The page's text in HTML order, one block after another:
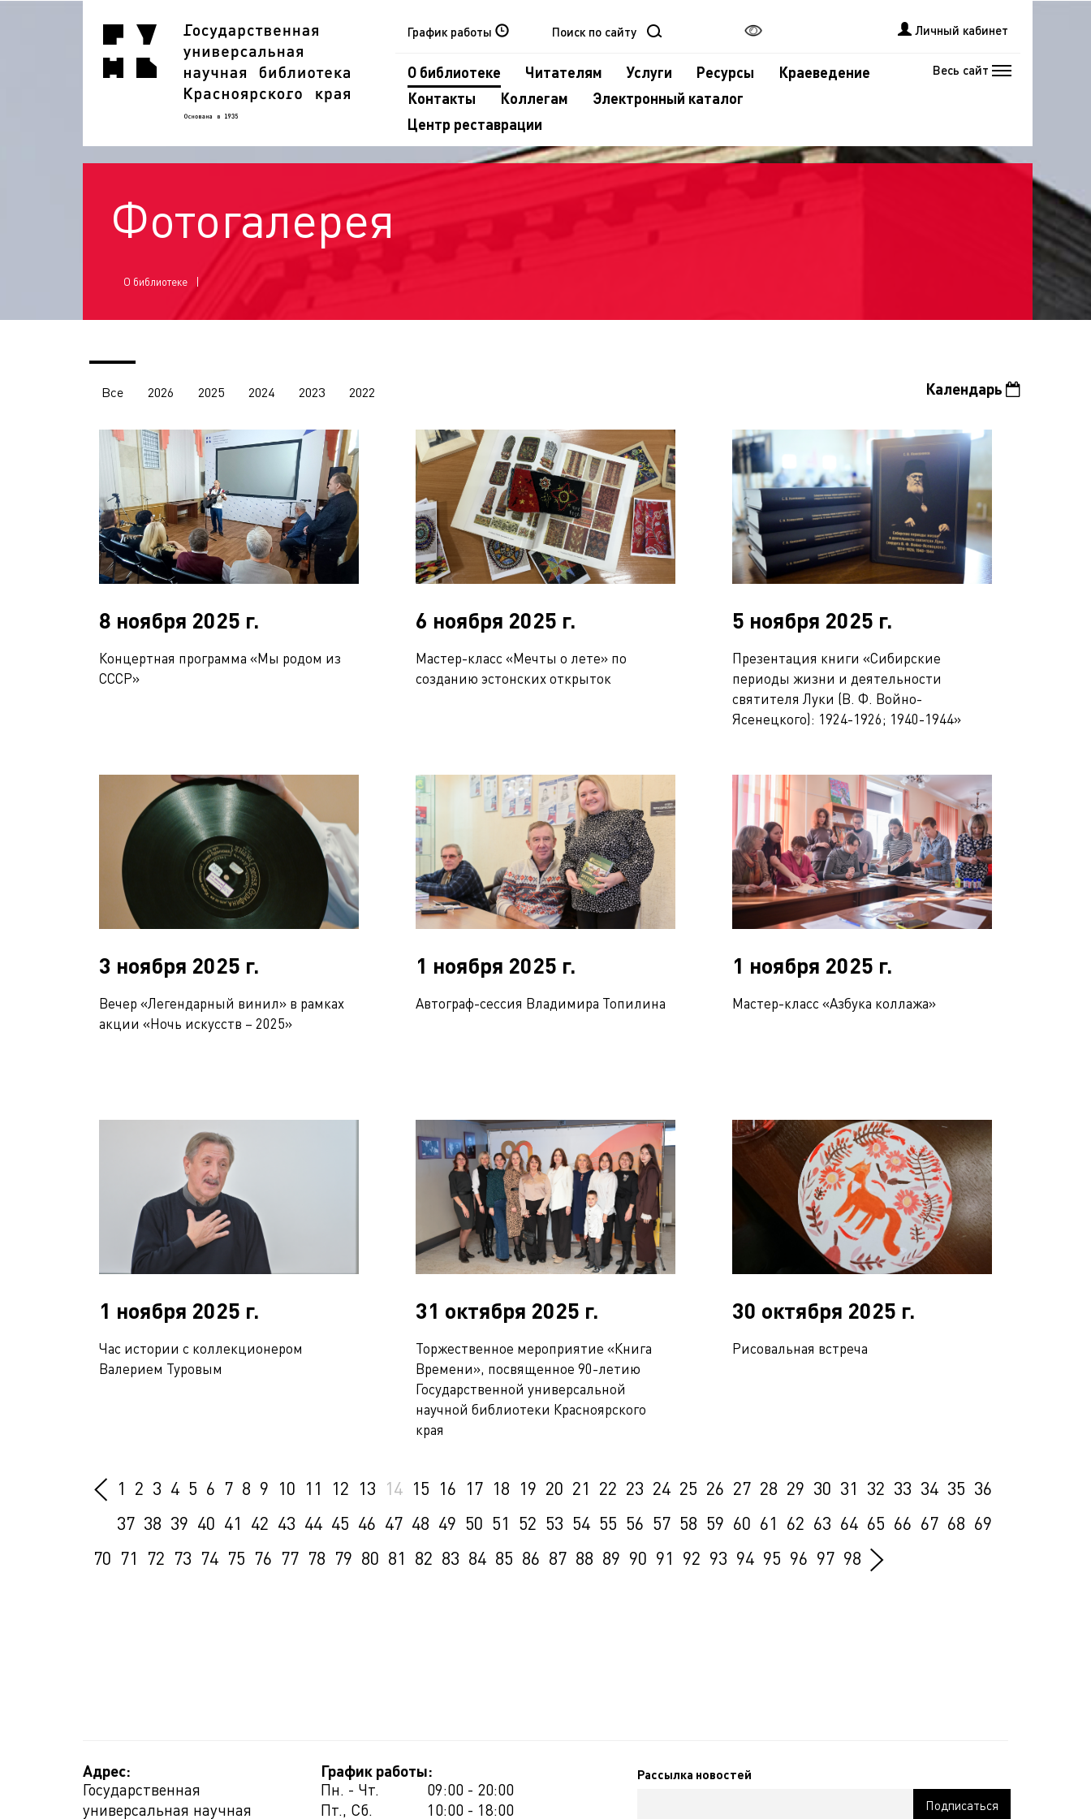
График работы Личный кабинет
О библиотеке Читателям Услуги Ресурсы
Краеведение
Контакты
Коллегам
Электронный каталог
Центр реставрации
Весь сайт
Фотогалерея
О библиотеке
Все 2026 2025 2024 2023 2022 Календарь
8 ноября 2025 г.
Концертная программа «Мы родом из
СССР»
6 ноября 2025 г.
Мастер-класс «Мечты о лете» по
созданию эстонских открыток
5 ноября 2025 г.
Презентация книги «Сибирские
периоды жизни и деятельности
святителя Луки (В. Ф. Войно-
Ясенецкого): 1924-1926; 1940-1944»
3 ноября 2025 г.
Вечер «Легендарный винил» в рамках
акции «Ночь искусств – 2025»
1 ноября 2025 г.
Автограф-сессия Владимира Топилина
1 ноября 2025 г.
Мастер-класс «Азбука коллажа»
1 ноября 2025 г.
Час истории с коллекционером
Валерием Туровым
31 октября 2025 г.
Торжественное мероприятие «Книга
Времени», посвященное 90-летию
Государственной универсальной
научной библиотеки Красноярского
края
30 октября 2025 г.
Рисовальная встреча
1 2 3 4 5 6 7 8 9 10 11 12 13 14 15 16 17 18 19 20 21 22 23 24 25 26 27 28 29 30 31 32 33 34 35 36
37 38 39 40 41 42 43 44 45 46 47 48 49 50 51 52 53 54 55 56 57 58 59 60 61 62 63 64 65 66 67 68 69
70 71 72 73 74 75 76 77 78 79 80 81 82 83 84 85 86 87 88 89 90 91 92 93 94 95 96 97 98
Адрес:
Государственная
универсальная научная
График работы:
Пн. - Чт.
09:00 - 20:00
Пт., Сб.
10:00 - 18:00
Рассылка новостей